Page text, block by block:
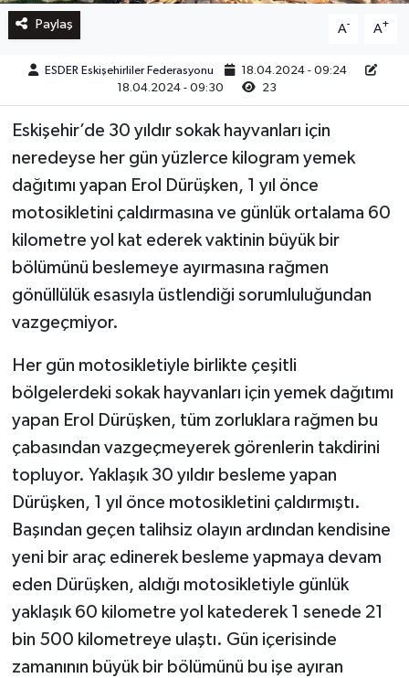
Paylaş A- A+
ESDER Eskişehirliler Federasyonu
18.04.2024 - 09:24
18.04.2024 - 09:30
23
Eskişehir’de 30 yıldır sokak hayvanları için
neredeyse her gün yüzlerce kilogram yemek
dağıtımı yapan Erol Dürüşken, 1 yıl önce
motosikletini çaldırmasına ve günlük ortalama 60
kilometre yol kat ederek vaktinin büyük bir
bölümünü beslemeye ayırmasına rağmen
gönüllülük esasıyla üstlendiği sorumluluğundan
vazgeçmiyor.
Her gün motosikletiyle birlikte çeşitli
bölgelerdeki sokak hayvanları için yemek dağıtımı
yapan Erol Dürüşken, tüm zorluklara rağmen bu
çabasından vazgeçmeyerek görenlerin takdirini
topluyor. Yaklaşık 30 yıldır besleme yapan
Dürüşken, 1 yıl önce motosikletini çaldırmıştı.
Başından geçen talihsiz olayın ardından kendisine
yeni bir araç edinerek besleme yapmaya devam
eden Dürüşken, aldığı motosikletiyle günlük
yaklaşık 60 kilometre yol katederek 1 senede 21
bin 500 kilometreye ulaştı. Gün içerisinde
zamanının büyük bir bölümünü bu işe ayıran